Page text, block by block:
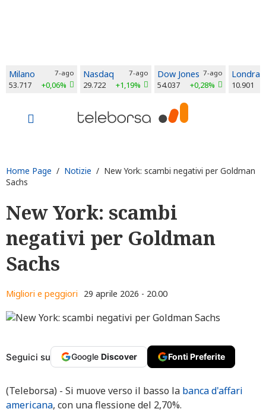
Milano 7-ago
53.717 +0,06%
Nasdaq 7-ago
29.722 +1,19%
Dow Jones 7-ago
54.037 +0,28%
Londra
10.901
Home Page / Notizie / New York: scambi negativi per Goldman
Sachs
New York: scambi
negativi per Goldman
Sachs
Migliori e peggiori 29 aprile 2026 - 20.00
Seguici su Google Discover Fonti Preferite
(Teleborsa) - Si muove verso il basso la banca d'affari
americana, con una flessione del 2,70%.